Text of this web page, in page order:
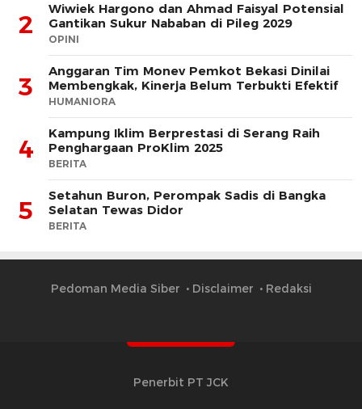
2
Wiwiek Hargono dan Ahmad Faisyal Potensial
Gantikan Sukur Nababan di Pileg 2029
OPINI
3
Anggaran Tim Monev Pemkot Bekasi Dinilai
Membengkak, Kinerja Belum Terbukti Efektif
HUMANIORA
4
Kampung Iklim Berprestasi di Serang Raih
Penghargaan ProKlim 2025
BERITA
5
Setahun Buron, Perompak Sadis di Bangka
Selatan Tewas Didor
BERITA
Pedoman Media Siber Disclaimer Redaksi
Penerbit PT JCK